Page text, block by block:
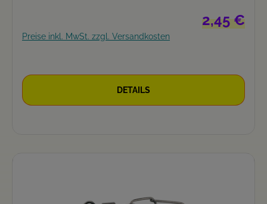
Regulärer
2,45 €
Preise inkl. MwSt. zzgl. Versandkosten
DETAILS